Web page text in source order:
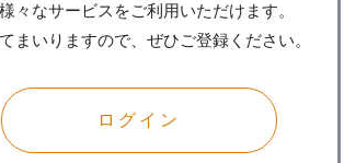
々なサービスをご利用いただけます。
まいりますので、ぜひご登録ください。
ログイン